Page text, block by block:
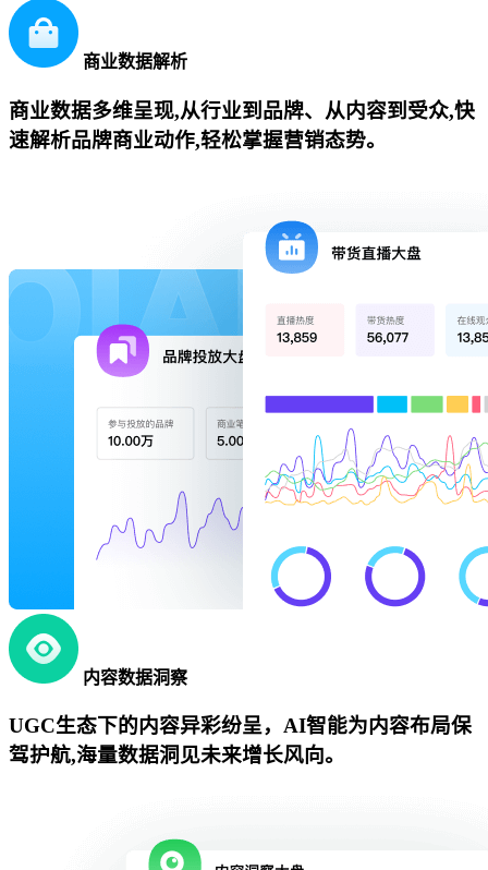
商业数据解析
商业数据多维呈现,从行业到品牌、从内容到受众,快
速解析品牌商业动作,轻松掌握营销态势。
内容数据洞察
UGC生态下的内容异彩纷呈，AI智能为内容布局保
驾护航,海量数据洞见未来增长风向。